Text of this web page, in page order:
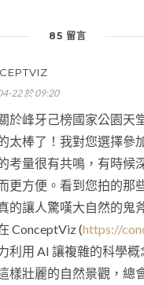
85 留言
22 於 09:20
於峰牙己榜國家公園天
太棒了！我對您選擇參
考量很有共鳴，有時候
更方便。看到您拍的那
的讓人驚嘆大自然的鬼
ConceptViz (https://
利用 AI 讓複雜的科學
樣壯麗的自然景觀，總